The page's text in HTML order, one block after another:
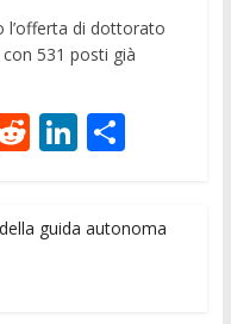
l’offerta di dottorato
531 posti già
ss
R
di
Li
e
C
di
guida autonoma